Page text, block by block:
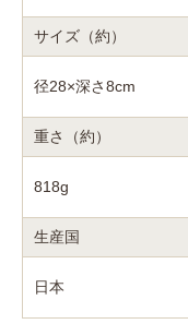
サイズ（約）
径28×深さ8cm
重さ（約）
818g
生産国
日本